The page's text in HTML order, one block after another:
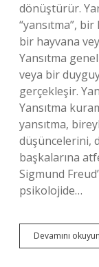
dönüştürür.
“yansıtma”,
bir hayvana
Yansıtma
veya bir
gerçekleşir.
Yansıtma
yansıtma,
düşüncelerini,
başkalarına
Sigmund
psikolojide…
Devamını okuyun